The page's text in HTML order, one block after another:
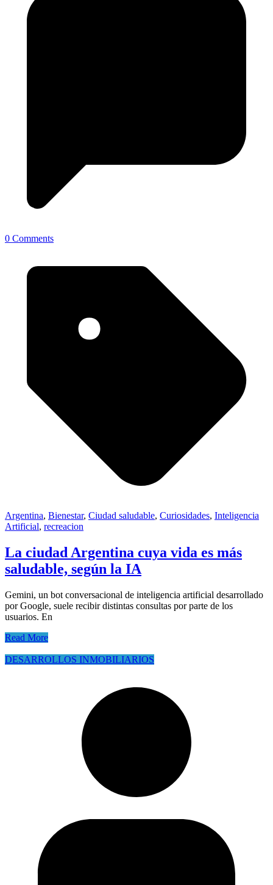
0 Comments
Argentina, Bienestar, Ciudad saludable, Curiosidades, Inteligencia
Artificial, recreacion
La ciudad Argentina cuya vida es más
saludable, según la IA
Gemini, un bot conversacional de inteligencia artificial desarrollado
por Google, suele recibir distintas consultas por parte de los
usuarios. En
Read More
DESARROLLOS INMOBILIARIOS